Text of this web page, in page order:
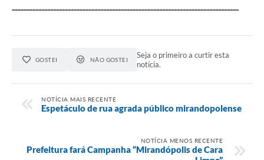
-----------------------------------------------------------------------------
GOSTEI NÃO GOSTEI
Seja o primeiro a curtir esta
notícia.
NOTÍCIA MAIS RECENTE
Espetáculo de rua agrada público mirandopolense
NOTÍCIA MENOS RECENTE
Prefeitura fará Campanha “Mirandópolis de Cara